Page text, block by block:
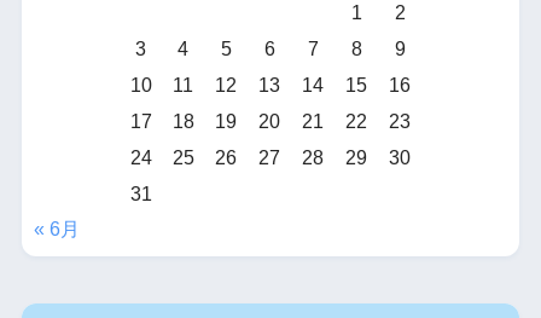
1
2
3
4 5 6 7 8
9
10
11 12 13 14 15
16
17
18 19 20 21 22
23
24
25 26 27 28 29
30
31
« 6月